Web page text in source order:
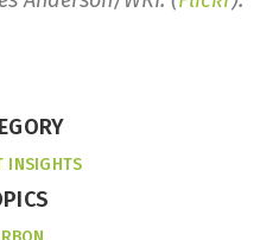
INSIGHTS